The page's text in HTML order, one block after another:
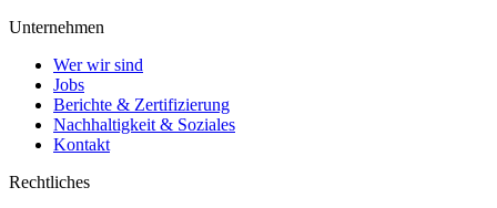
Unternehmen
Wer wir sind
Jobs
Berichte & Zertifizierung
Nachhaltigkeit & Soziales
Kontakt
Rechtliches